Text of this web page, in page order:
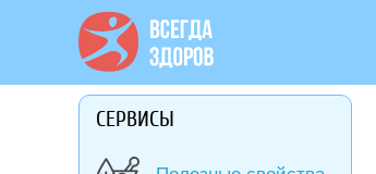
СЕРВИСЫ